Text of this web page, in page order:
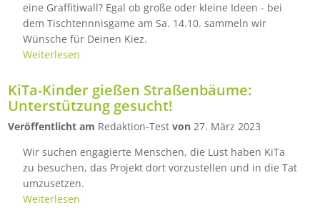
eine Graffitiwall? Egal ob große oder kleine Ideen - bei
dem Tischtennnisgame am Sa. 14.10. sammeln wir
Wünsche für Deinen Kiez.
Weiterlesen
KiTa-Kinder gießen Straßenbäume:
Unterstützung gesucht!
Veröffentlicht am Redaktion-Test von 27. März 2023
Wir suchen engagierte Menschen, die Lust haben KiTa
zu besuchen, das Projekt dort vorzustellen und in die Tat
umzusetzen.
Weiterlesen